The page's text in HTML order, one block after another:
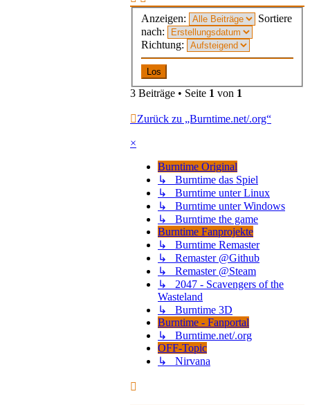
Anzeigen:
Sortiere
nach:
Richtung:
3 Beiträge • Seite 1 von 1
Zurück zu „Burntime.net/.org“
×
Burntime Original
↳ Burntime das Spiel
↳ Burntime unter Linux
↳ Burntime unter Windows
↳ Burntime the game
Burntime Fanprojekte
↳ Burntime Remaster
↳ Remaster @Github
↳ Remaster @Steam
↳ 2047 - Scavengers of the
Wasteland
↳ Burntime 3D
Burntime - Fanportal
↳ Burntime.net/.org
OFF-Topic
↳ Nirvana